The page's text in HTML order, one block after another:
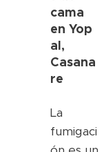
cama
en Yop
al,
Casana
re
La
fumigaci